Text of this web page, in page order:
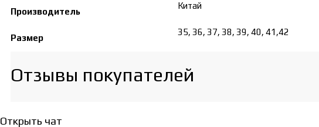
Производитель
Китай
Размер
35, 36, 37, 38, 39, 40, 41,42
Отзывы покупателей​
Открыть чат